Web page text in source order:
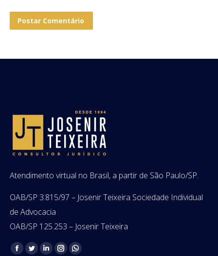
Postar Comentário
Atendimento virtual no Brasil, a partir de São Paulo/SP.
OAB/SP 3.815/97 – Josenir Teixeira Sociedade Individual
de Advocacia
OAB/SP 125.253 – Josenir Teixeira
Encontre-nos em:
Facebook
TwitterLinkedinInstagramWhatsapp